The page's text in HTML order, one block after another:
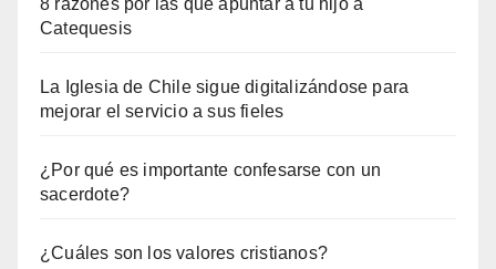
8 razones por las que apuntar a tu hijo a
Catequesis
La Iglesia de Chile sigue digitalizándose para
mejorar el servicio a sus fieles
¿Por qué es importante confesarse con un
sacerdote?
¿Cuáles son los valores cristianos?